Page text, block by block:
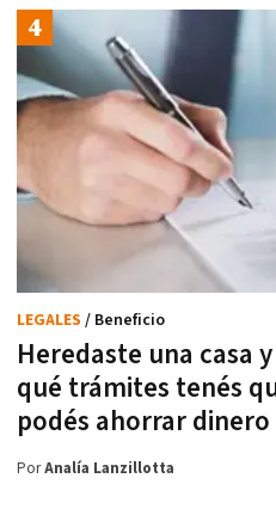
Heredaste una casa
qué trámites tenés
podés ahorrar dinero
LEGALES / Beneficio
PorAnalía Lanzillotta